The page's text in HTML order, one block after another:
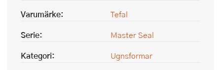
Varumärke:
Tefal
Serie:
Master Seal
Kategori:
Ugnsformar